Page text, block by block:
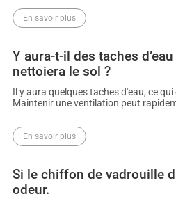
En savoir plus
Y aura-t-il des taches
nettoiera le sol ?
Il y aura quelques taches d'eau, ce
Maintenir une ventilation peut
En savoir plus
Si le chiffon de vadrouille
odeur.